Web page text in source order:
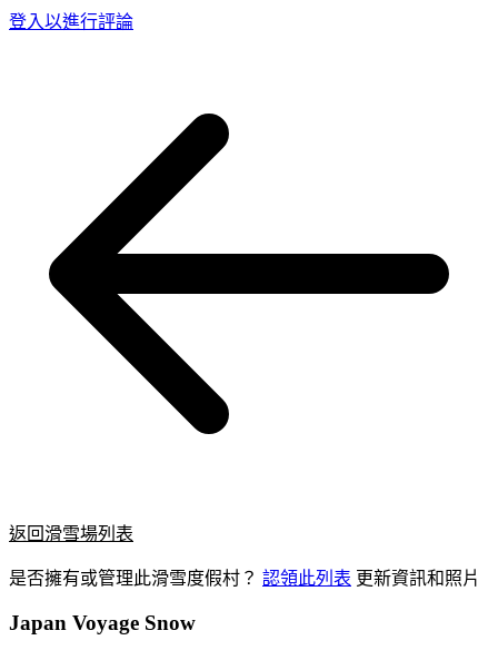
登入以進行評論
返回滑雪場列表
是否擁有或管理此滑雪度假村？ 認領此列表 更新資訊和照片
Japan Voyage Snow